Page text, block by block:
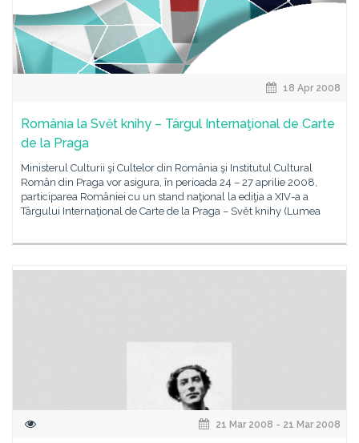
18 Apr 2008
România la Svět knihy – Târgul Internaţional de Carte
de la Praga
Ministerul Culturii şi Cultelor din România şi Institutul Cultural
Român din Praga vor asigura, în perioada 24 – 27 aprilie 2008,
participarea României cu un stand naţional la ediţia a XIV-a a
Târgului Internaţional de Carte de la Praga – Svět knihy (Lumea
21 Mar 2008 - 21 Mar 2008